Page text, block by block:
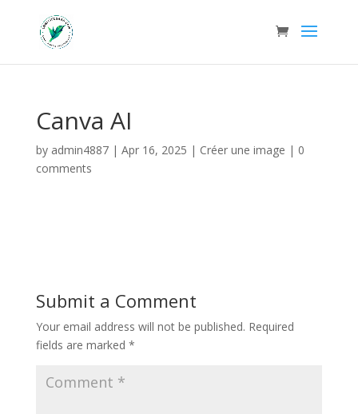
Canva AI
by admin4887| Apr 16, 2025 | Créer une image | 0
comments
Submit a Comment
Your email address will not be published. Required
fields are marked *